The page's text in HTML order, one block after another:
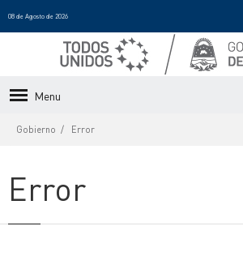
08 de Agosto de 2026
Menu
Gobierno Error
Error